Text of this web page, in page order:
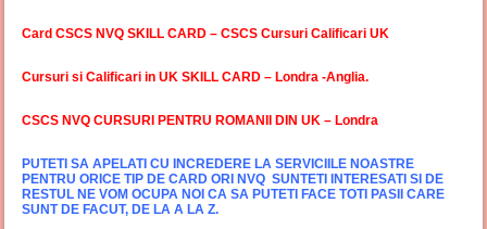
Card CSCS NVQ SKILL CARD – CSCS Cursuri Calificari UK
Cursuri si Calificari in UK SKILL CARD – Londra -Anglia.
CSCS NVQ CURSURI PENTRU ROMANII DIN UK – Londra
PUTETI SA APELATI CU INCREDERE LA SERVICIILE NOASTRE
PENTRU ORICE TIP DE CARD ORI NVQ SUNTETI INTERESATI SI DE
RESTUL NE VOM OCUPA NOI CA SA PUTETI FACE TOTI PASII CARE
SUNT DE FACUT, DE LA A LA Z.